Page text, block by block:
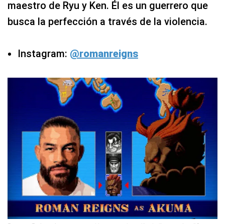
maestro de Ryu y Ken. Él es un guerrero que
busca la perfección a través de la violencia.
Instagram: @romanreigns